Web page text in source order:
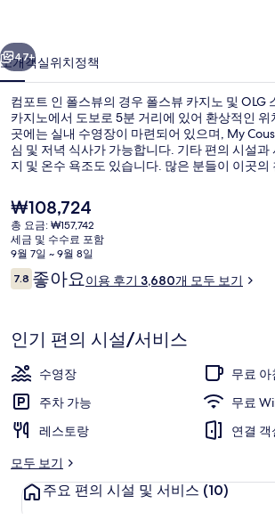
의
사
진
갤
러
리
다음
47+
소개객실위치정책
컴포트 인 폴스뷰의 경우 폴스뷰 카지노 및 OLG
카지노에서 도보로 5분 거리에 있어 환상적인 위
곳에는 실내 수영장이 마련되어 있으며, My
심 및 저녁 식사가 가능합니다. 기타 편의 시설
지 및 온수 욕조도 있습니다. 많은 분들이 이곳의
현
재
가
격
은
₩108,724
₩108,724
총 요금: ₩157,742
세금 및 수수료 포함
9월 7일 ~ 9월 8일
이
용
기
7.810점 만점 중 7.8점.
좋아요이용 후기 3,680개 모두 보기
인기 편의 시설/서비스
수영장
무료
주차 가능
무료
레스토랑
연결 객
모두 보기
주요 편의 시설 및 서비스 (10)